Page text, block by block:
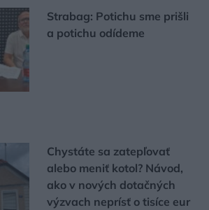
Strabag: Potichu sme prišli
a potichu odídeme
Chystáte sa zatepľovať
alebo meniť kotol? Návod,
ako v nových dotačných
výzvach neprísť o tisíce eur